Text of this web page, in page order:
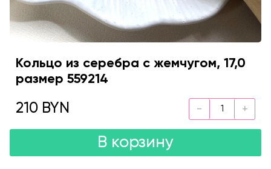
Кольцо из серебра с жемчугом, 17,0
размер 559214
210 BYN
В корзину